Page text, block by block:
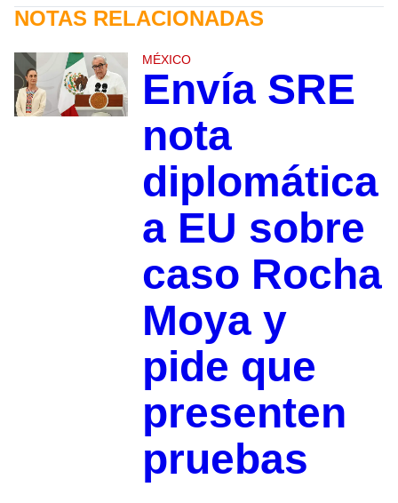
NOTAS RELACIONADAS
MÉXICO
Envía SRE
nota
diplomática
a EU sobre
caso Rocha
Moya y
pide que
presenten
pruebas